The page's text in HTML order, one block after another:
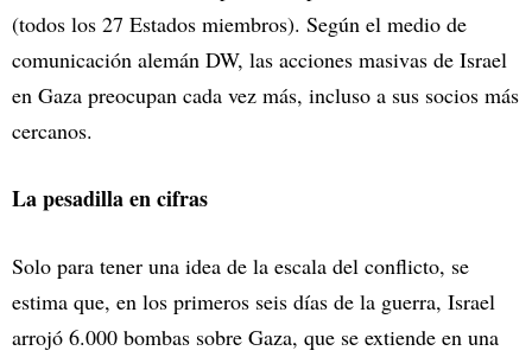
(todos los 27 Estados miembros). Según el medio de
comunicación alemán DW, las acciones masivas de Israel
en Gaza preocupan cada vez más, incluso a sus socios más
cercanos.
La pesadilla en cifras
Solo para tener una idea de la escala del conflicto, se
estima que, en los primeros seis días de la guerra, Israel
arrojó 6.000 bombas sobre Gaza, que se extiende en una